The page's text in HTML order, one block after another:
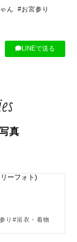
ん
#お宮参り
LINEで送る
真
り#浴衣・着物